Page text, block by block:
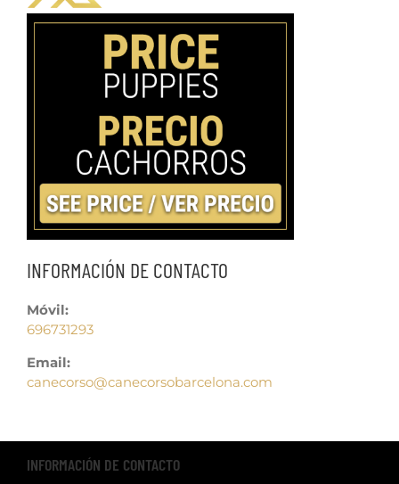
INFORMACIÓN DE CONTACTO
Móvil:
696731293
Email:
canecorso@canecorsobarcelona.com
INFORMACIÓN DE CONTACTO